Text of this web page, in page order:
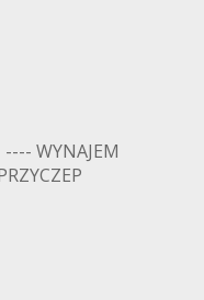
---- WYNAJEM